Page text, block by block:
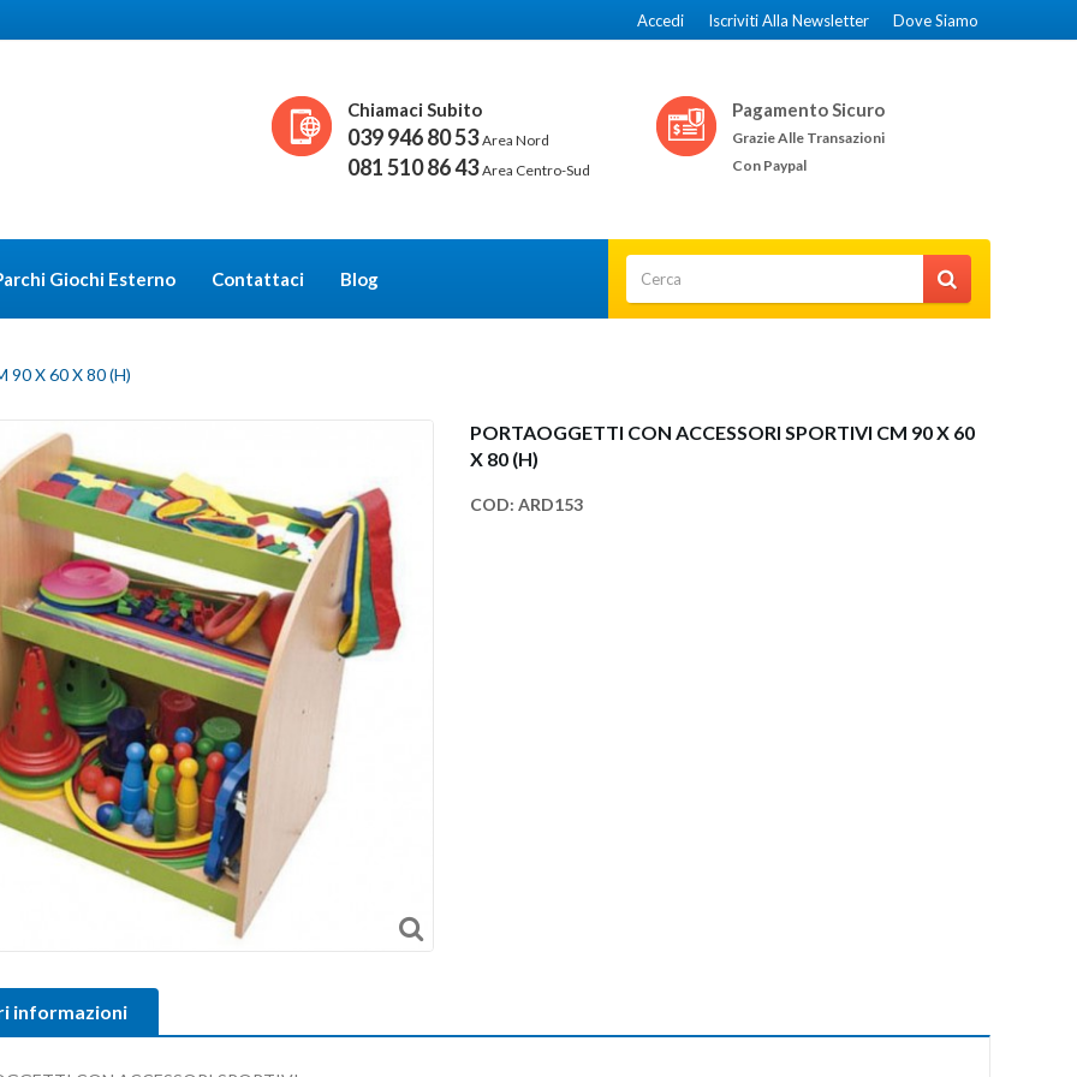
Iscriviti Alla Newsletter Dove Siamo
Accedi
Chiamaci Subito
039 946 80 53 Area Nord
081 510 86 43 Area Centro-Sud
Pagamento Sicuro
Grazie Alle Transazioni
Con Paypal
Giochi Esterno Contattaci Blog
X 60 X 80 (H)
PORTAOGGETTI CON ACCESSORI SPORTIVI CM 90 X 60
X 80 (H)
COD: ARD153
informazioni